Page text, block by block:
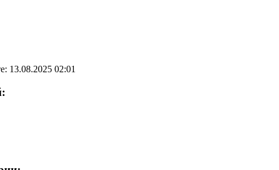
13.08.2025 02:01